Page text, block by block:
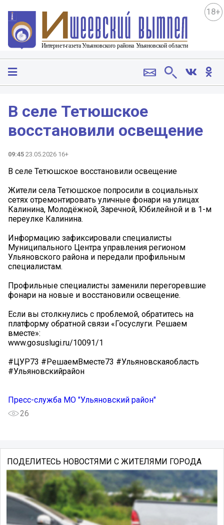
18+
В селе Тетюшское
восстановили освещение
09:45 23.05.2026 16+
В селе Тетюшское восстановили освещение
Жители села Тетюшское попросили в социальных
сетях отремонтировать уличные фонари на улицах
Калинина, Молодёжной, Заречной, Юбилейной и в 1-м
переулке Калинина.
Информацию зафиксировали специалисты
Муниципального Центра управления регионом
Ульяновского района и передали профильным
специалистам.
Профильные специалисты заменили перегоревшие
фонари на новые и восстановили освещение.
Если вы столкнулись с проблемой, обратитесь на
платформу обратной связи «Госуслуги. Решаем
вместе»:
www.gosuslugi.ru/10091/1
#ЦУР73 #РешаемВместе73 #Ульяновскаяобласть
#Ульяновскийрайон
Пресс-служба МО "Ульяновский район"
26
ПОДЕЛИТЕСЬ НОВОСТЯМИ С ЖИТЕЛЯМИ ГОРОДА